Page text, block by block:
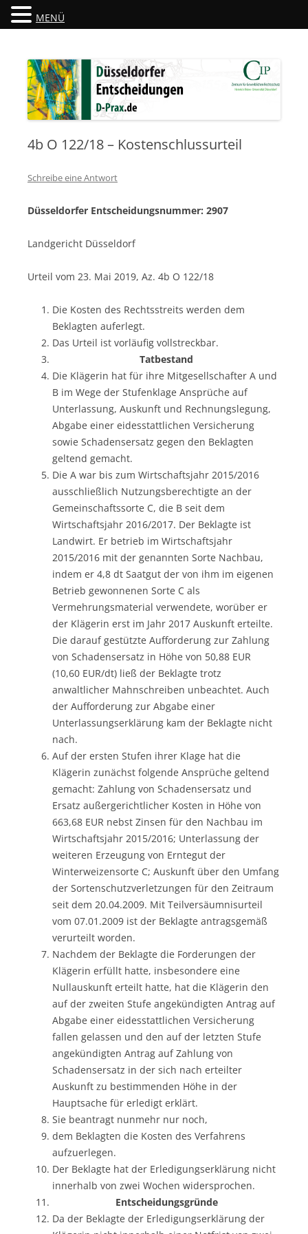
Düsseldorfer Entscheidungen
4b O 122/18 – Kostenschlussurteil
Schreibe eine Antwort
Düsseldorfer Entscheidungsnummer: 2907
Landgericht Düsseldorf
Urteil vom 23. Mai 2019, Az. 4b O 122/18
Die Kosten des Rechtsstreits werden dem
Beklagten auferlegt.
Das Urteil ist vorläufig vollstreckbar.
Tatbestand
Die Klägerin hat für ihre Mitgesellschafter A und
B im Wege der Stufenklage Ansprüche auf
Unterlassung, Auskunft und Rechnungslegung,
Abgabe einer eidesstattlichen Versicherung
sowie Schadensersatz gegen den Beklagten
geltend gemacht.
Die A war bis zum Wirtschaftsjahr 2015/2016
ausschließlich Nutzungsberechtigte an der
Gemeinschaftssorte C, die B seit dem
Wirtschaftsjahr 2016/2017. Der Beklagte ist
Landwirt. Er betrieb im Wirtschaftsjahr
2015/2016 mit der genannten Sorte Nachbau,
indem er 4,8 dt Saatgut der von ihm im eigenen
Betrieb gewonnenen Sorte C als
Vermehrungsmaterial verwendete, worüber er
der Klägerin erst im Jahr 2017 Auskunft erteilte.
Die darauf gestützte Aufforderung zur Zahlung
von Schadensersatz in Höhe von 50,88 EUR
(10,60 EUR/dt) ließ der Beklagte trotz
anwaltlicher Mahnschreiben unbeachtet. Auch
der Aufforderung zur Abgabe einer
Unterlassungserklärung kam der Beklagte nicht
nach.
Auf der ersten Stufen ihrer Klage hat die
Klägerin zunächst folgende Ansprüche geltend
gemacht: Zahlung von Schadensersatz und
Ersatz außergerichtlicher Kosten in Höhe von
663,68 EUR nebst Zinsen für den Nachbau im
Wirtschaftsjahr 2015/2016; Unterlassung der
weiteren Erzeugung von Erntegut der
Winterweizensorte C; Auskunft über den Umfang
der Sortenschutzverletzungen für den Zeitraum
seit dem 20.04.2009. Mit Teilversäumnisurteil
vom 07.01.2009 ist der Beklagte antragsgemäß
verurteilt worden.
Nachdem der Beklagte die Forderungen der
Klägerin erfüllt hatte, insbesondere eine
Nullauskunft erteilt hatte, hat die Klägerin den
auf der zweiten Stufe angekündigten Antrag auf
Abgabe einer eidesstattlichen Versicherung
fallen gelassen und den auf der letzten Stufe
angekündigten Antrag auf Zahlung von
Schadensersatz in der sich nach erteilter
Auskunft zu bestimmenden Höhe in der
Hauptsache für erledigt erklärt.
Sie beantragt nunmehr nur noch,
dem Beklagten die Kosten des Verfahrens
aufzuerlegen.
Der Beklagte hat der Erledigungserklärung nicht
innerhalb von zwei Wochen widersprochen.
Entscheidungsgründe
Da der Beklagte der Erledigungserklärung der
MENÜ